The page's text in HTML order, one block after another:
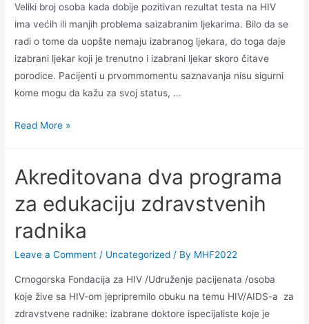
Veliki broj osoba kada dobije pozitivan rezultat testa na HIV
ima većih ili manjih problema saizabranim ljekarima. Bilo da se
radi o tome da uopšte nemaju izabranog ljekara, do toga daje
izabrani ljekar koji je trenutno i izabrani ljekar skoro čitave
porodice. Pacijenti u prvommomentu saznavanja nisu sigurni
kome mogu da kažu za svoj status, …
Read More »
Akreditovana dva programa
za edukaciju zdravstvenih
radnika
Leave a Comment / Uncategorized / By MHF2022
Crnogorska Fondacija za HIV /Udruženje pacijenata /osoba
koje žive sa HIV-om jepripremilo obuku na temu HIV/AIDS-a za
zdravstvene radnike: izabrane doktore ispecijaliste koje je